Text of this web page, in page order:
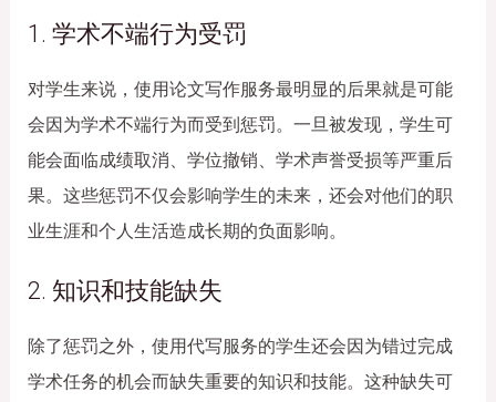
1. 学术不端行为受罚
对学生来说，使用论文写作服务最明显的后果就是可能
会因为学术不端行为而受到惩罚。一旦被发现，学生可
能会面临成绩取消、学位撤销、学术声誉受损等严重后
果。这些惩罚不仅会影响学生的未来，还会对他们的职
业生涯和个人生活造成长期的负面影响。
2. 知识和技能缺失
除了惩罚之外，使用代写服务的学生还会因为错过完成
学术任务的机会而缺失重要的知识和技能。这种缺失可